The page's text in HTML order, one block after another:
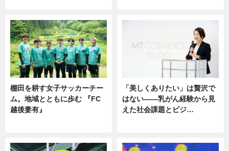
棚田を耕す女子サッカーチー
ム。地域とともに歩む 『FC
越後妻有』
「美しくありたい」は贅沢で
はない――乳がん経験から見
えた社会課題とビジ…